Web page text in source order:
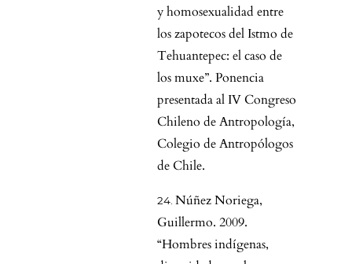
y homosexualidad entre
los zapotecos del Istmo de
Tehuantepec: el caso de
los muxe”. Ponencia
presentada al IV Congreso
Chileno de Antropología,
Colegio de Antropólogos
de Chile.
Núñez Noriega,
Guillermo. 2009.
“Hombres indígenas,